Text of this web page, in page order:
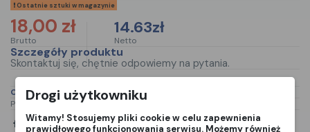
Ostatnie sztuki w magazynie
18,00 zł 14.63zł
Netto
Brutto
Szczegóły produktu
Skontaktuj się, chętnie odpowiemy na pytania.
Opis produktu
P140 501 76 88-01 501768801
Drogi użytkowniku
Witamy! Stosujemy pliki cookie w celu zapewnienia
prawidłowego funkcjonowania serwisu. Możemy również